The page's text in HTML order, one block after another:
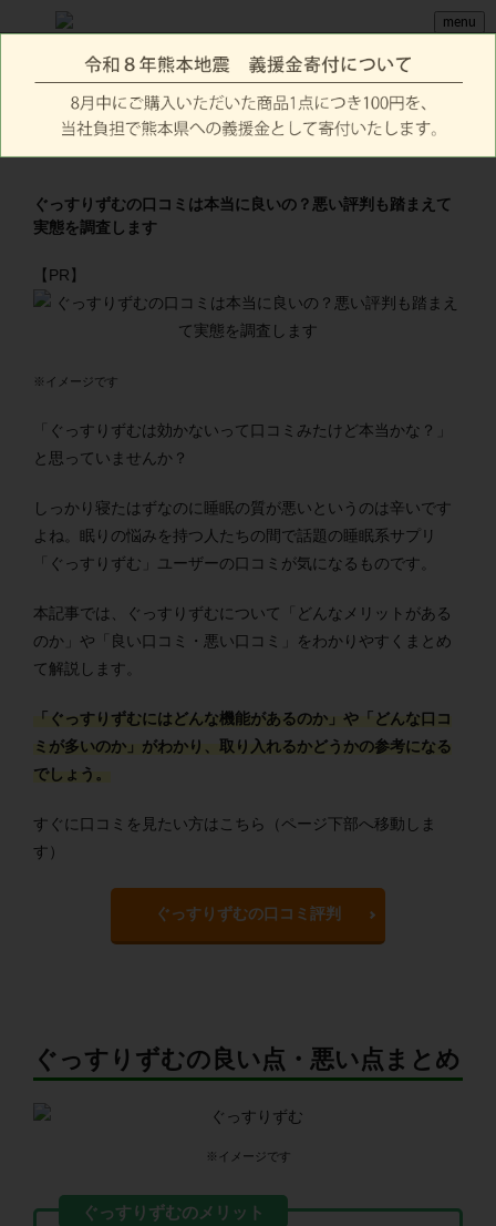
menu
ぐっすりずむの口コミは本当に良いの？悪い評判も踏まえて
実態を調査します
【PR】
※イメージです
「ぐっすりずむは効かないって口コミみたけど本当かな？」
と思っていませんか？
しっかり寝たはずなのに睡眠の質が悪いというのは辛いです
よね。眠りの悩みを持つ人たちの間で話題の睡眠系サプリ
「ぐっすりずむ」ユーザーの口コミが気になるものです。
本記事では、ぐっすりずむについて「どんなメリットがある
のか」や「良い口コミ・悪い口コミ」をわかりやすくまとめ
て解説します。
「ぐっすりずむにはどんな機能があるのか」や「どんな口コ
ミが多いのか」がわかり、取り入れるかどうかの参考になる
でしょう。
すぐに口コミを見たい方はこちら（ページ下部へ移動しま
す）
ぐっすりずむの口コミ評判
ぐっすりずむの良い点・悪い点まとめ
※イメージです